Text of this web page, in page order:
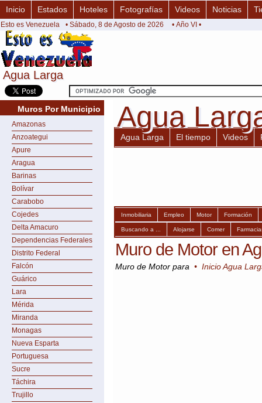
Agua Larga
Agua Larga
Inicio Estados Hoteles Fotografías Videos Noticias
Esto es Venezuela • Sábado, 8 de Agosto de 2026 • Año VI •
Muros Por Municipio
Amazonas
Anzoategui
Apure
Aragua
Barinas
Bolívar
Carabobo
Cojedes
Delta Amacuro
Dependencias Federales
Distrito Federal
Falcón
Guárico
Lara
Mérida
Miranda
Monagas
Nueva Esparta
Portuguesa
Sucre
Táchira
Trujillo
Agua
Agua
Agua Larga El tiempo Videos
Inmobiliaria Empleo Motor Formación
Buscando a ... Alojarse Comer
Muro de Motor en
Muro de Motor para • Inicio Agua